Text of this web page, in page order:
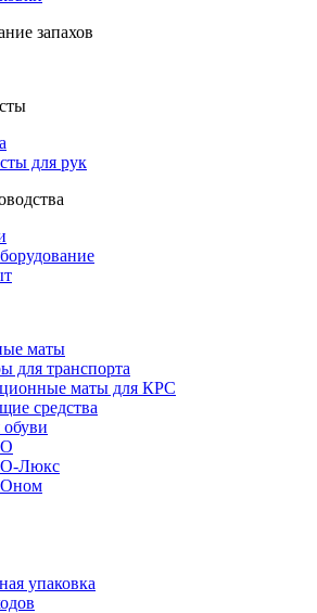
запахов
для рук
маты
для транспорта
маты для КРС
средства
обуви
Люкс
упаковка